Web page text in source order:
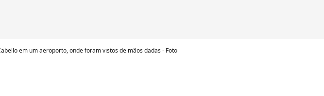
em um aeroporto, onde foram vistos de mãos dadas - Foto